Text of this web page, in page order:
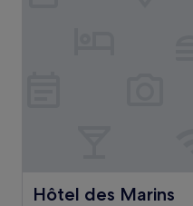
Hôtel des Marins
Hôtel des Marins